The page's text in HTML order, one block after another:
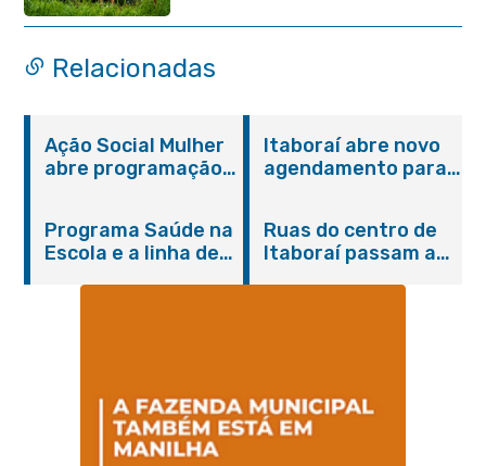
Relacionadas
Ação Social Mulher
abre programação
serviços gratuitos e
orientações
Itaboraí abre novo
agendamento para
Programa Saúde na
Escola e a linha de
Magalhães Seabra
Ruas do centro de
Itaboraí passam a